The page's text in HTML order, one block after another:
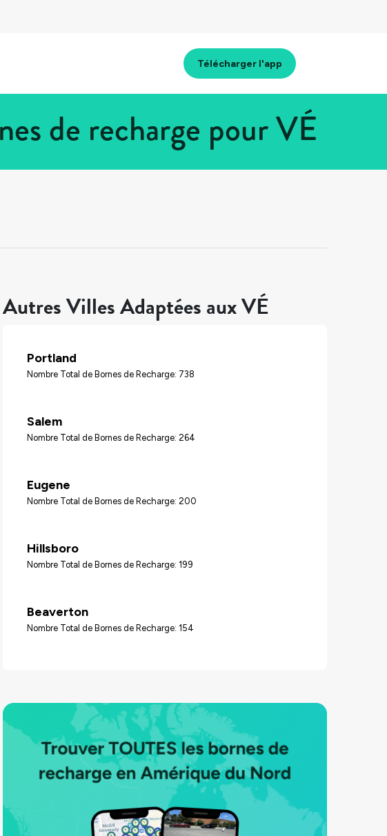
Télécharger l'app
de recharge pour VÉ
Autres Villes Adaptées aux VÉ
Portland
Nombre Total de Bornes de Recharge: 738
Salem
Nombre Total de Bornes de Recharge: 264
Eugene
Nombre Total de Bornes de Recharge: 200
Hillsboro
Nombre Total de Bornes de Recharge: 199
Beaverton
Nombre Total de Bornes de Recharge: 154